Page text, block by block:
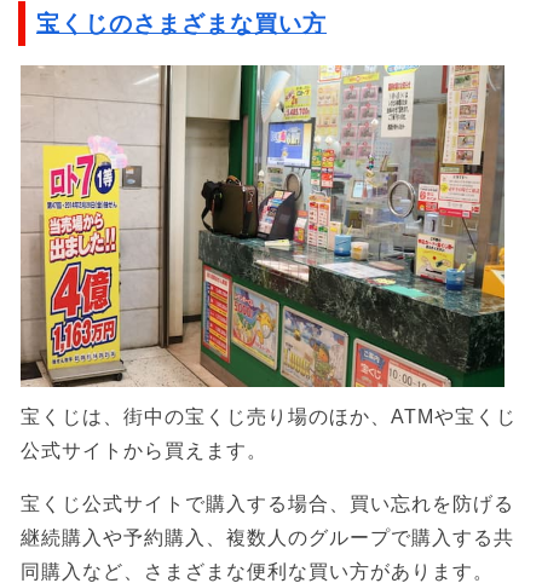
宝くじのさまざまな買い方
宝くじは、街中の宝くじ売り場のほか、ATMや宝くじ
公式サイトから買えます。
宝くじ公式サイトで購入する場合、買い忘れを防げる
継続購入や予約購入、複数人のグループで購入する共
同購入など、さまざまな便利な買い方があります。